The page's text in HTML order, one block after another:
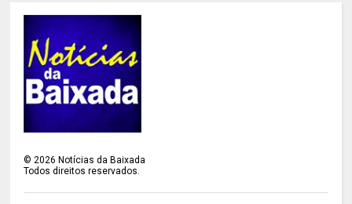
©2026 Notícias da Baixada
Todos direitos reservados.